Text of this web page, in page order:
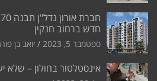
חדש ברחוב חנקין
ספטמבר 5, 2023 יואב בן
אינסטלטור בחולון – שלא